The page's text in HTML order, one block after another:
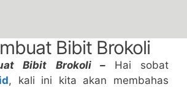
Bibit Brokoli
Bibit Brokoli – Hai sobat
, kali ini kita akan membahas